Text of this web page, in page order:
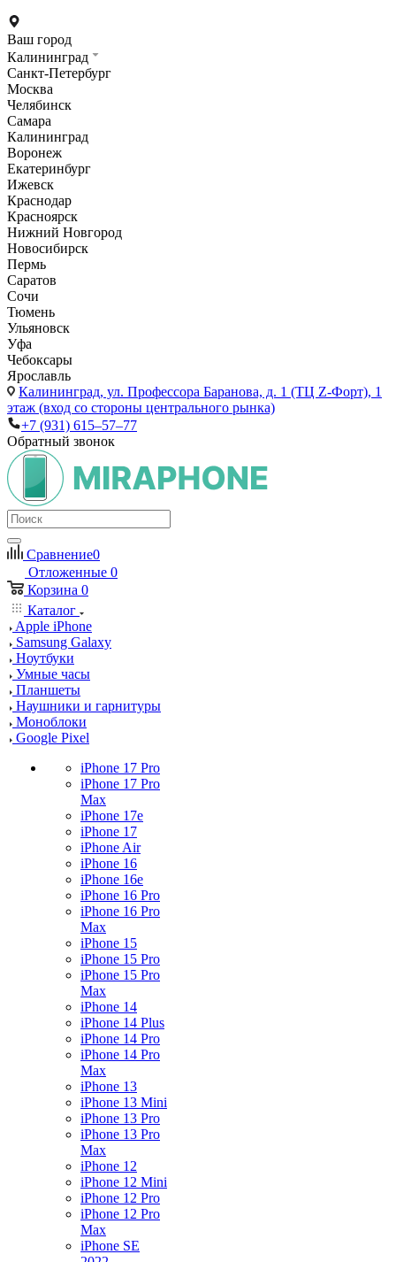
Ваш город
Калининград
Санкт-Петербург
Москва
Челябинск
Самара
Калининград
Воронеж
Екатеринбург
Ижевск
Краснодар
Красноярск
Нижний Новгород
Новосибирск
Пермь
Саратов
Сочи
Тюмень
Ульяновск
Уфа
Чебоксары
Ярославль
Калининград, ул. Профессора Баранова, д. 1 (ТЦ Z-Форт), 1
этаж (вход со стороны центрального рынка)
+7 (931) 615‒57‒77
Обратный звонок
Сравнение0
Отложенные 0
Корзина 0
Каталог
Apple iPhone
Samsung Galaxy
Ноутбуки
Умные часы
Планшеты
Наушники и гарнитуры
Моноблоки
Google Pixel
iPhone 17 Pro
iPhone 17 Pro
Max
iPhone 17e
iPhone 17
iPhone Air
iPhone 16
iPhone 16e
iPhone 16 Pro
iPhone 16 Pro
Max
iPhone 15
iPhone 15 Pro
iPhone 15 Pro
Max
iPhone 14
iPhone 14 Plus
iPhone 14 Pro
iPhone 14 Pro
Max
iPhone 13
iPhone 13 Mini
iPhone 13 Pro
iPhone 13 Pro
Max
iPhone 12
iPhone 12 Mini
iPhone 12 Pro
iPhone 12 Pro
Max
iPhone SE